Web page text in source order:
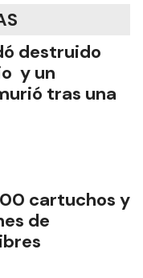
destruido
y un
tras una
cartuchos y
de